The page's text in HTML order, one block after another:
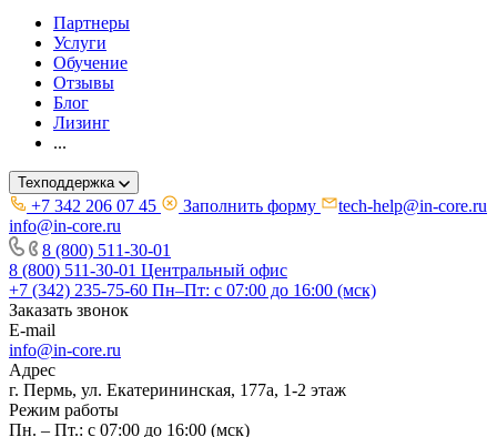
Партнеры
Услуги
Обучение
Отзывы
Блог
Лизинг
...
Техподдержка
+7 342 206 07 45 Заполнить форму
tech-help@in-core.ru
info@in-core.ru
8 (800) 511-30-01
8 (800) 511-30-01 Центральный офис
+7 (342) 235-75-60 Пн–Пт: с 07:00 до 16:00 (мск)
Заказать звонок
E-mail
info@in-core.ru
Адрес
г. Пермь, ул. ​Екатерининская, 177а, ​1-2 этаж
Режим работы
Пн. – Пт.: с 07:00 до 16:00 (мск)